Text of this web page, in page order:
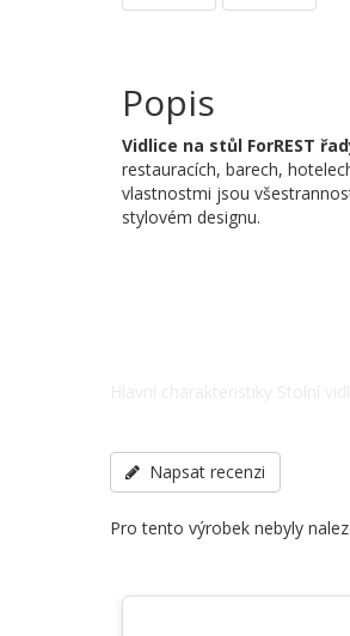
Popis
Vidlice na stůl ForREST
restauracích, barech,
vlastnostmi jsou
stylovém designu.
Napsat recenzi
Pro tento výrobek nebyly